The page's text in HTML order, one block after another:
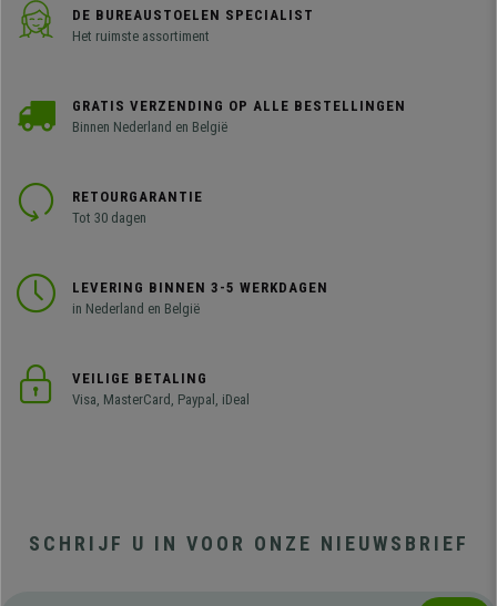
DE BUREAUSTOELEN SPECIALIST
Het ruimste assortiment
GRATIS VERZENDING OP ALLE BESTELLINGEN
Binnen Nederland en België
RETOURGARANTIE
Tot 30 dagen
LEVERING BINNEN 3-5 WERKDAGEN
in Nederland en België
VEILIGE BETALING
Visa, MasterCard, Paypal, iDeal
SCHRIJF U IN VOOR ONZE NIEUWSBRIEF